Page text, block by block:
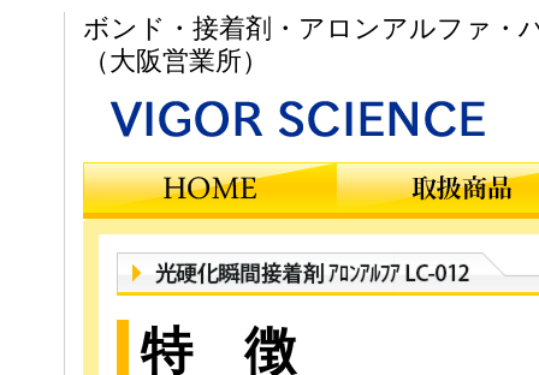
ボンド・接着剤・アロンアルファ・
（大阪営業所）
特 徴